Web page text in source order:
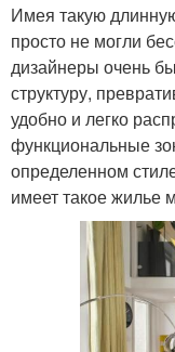
Имея такую
просто не могли
дизайнеры очень
структуру,
удобно и легко
функциональные
определенном
имеет такое жилье